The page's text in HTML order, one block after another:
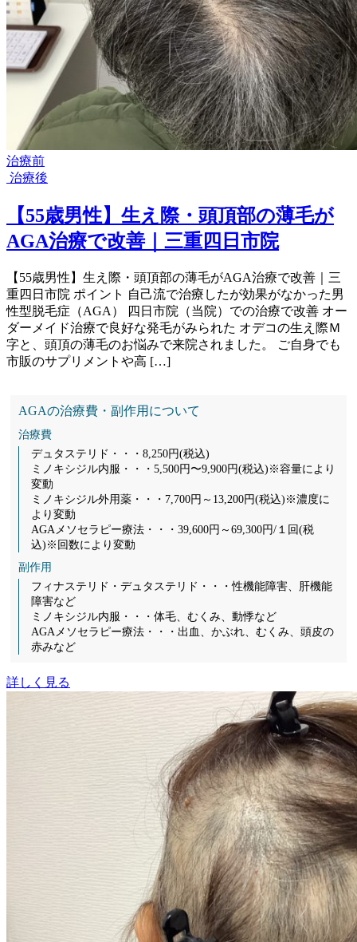
治療前
治療後
【55歳男性】生え際・頭頂部の薄毛が
AGA治療で改善｜三重四日市院
【55歳男性】生え際・頭頂部の薄毛がAGA治療で改善｜三
重四日市院 ポイント 自己流で治療したが効果がなかった男
性型脱毛症（AGA） 四日市院（当院）での治療で改善 オー
ダーメイド治療で良好な発毛がみられた オデコの生え際Ｍ
字と、頭頂の薄毛のお悩みで来院されました。 ご自身でも
市販のサプリメントや高 […]
AGAの治療費・副作用について
治療費
デュタステリド・・・8,250円(税込)
ミノキシジル内服・・・5,500円〜9,900円(税込)※容量により
変動
ミノキシジル外用薬・・・7,700円～13,200円(税込)※濃度に
より変動
AGAメソセラピー療法・・・39,600円～69,300円/１回(税
込)※回数により変動
副作用
フィナステリド・デュタステリド・・・性機能障害、肝機能
障害など
ミノキシジル内服・・・体毛、むくみ、動悸など
AGAメソセラピー療法・・・出血、かぶれ、むくみ、頭皮の
赤みなど
詳しく見る